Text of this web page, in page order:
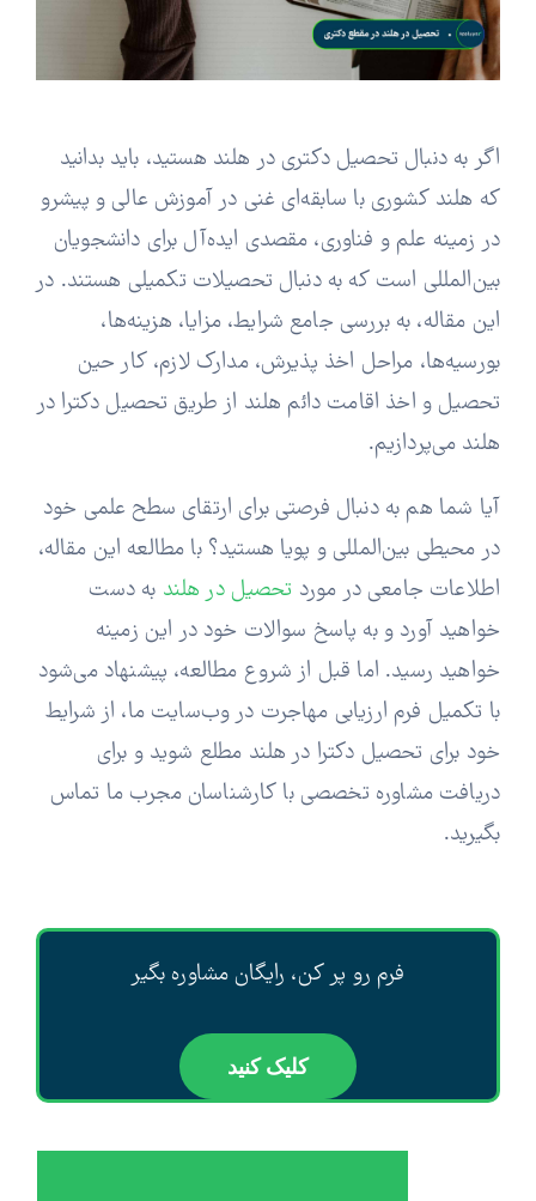
اگر به دنبال تحصیل دکتری در هلند هستید، باید بدانید
که هلند کشوری با سابقه‌ای غنی در آموزش عالی و پیشرو
در زمینه علم و فناوری، مقصدی ایده‌آل برای دانشجویان
بین‌المللی است که به دنبال تحصیلات تکمیلی هستند. در
این مقاله، به بررسی جامع شرایط، مزایا، هزینه‌ها،
بورسیه‌ها، مراحل اخذ پذیرش، مدارک لازم، کار حین
تحصیل و اخذ اقامت دائم هلند از طریق تحصیل دکترا در
هلند می‌پردازیم.
آیا شما هم به دنبال فرصتی برای ارتقای سطح علمی خود
در محیطی بین‌المللی و پویا هستید؟ با مطالعه این مقاله،
اطلاعات جامعی در مورد تحصیل در هلند به دست
خواهید آورد و به پاسخ سوالات خود در این زمینه
خواهید رسید. اما قبل از شروع مطالعه، پیشنهاد می‌شود
با تکمیل فرم ارزیابی مهاجرت در وب‌سایت ما، از شرایط
خود برای تحصیل دکترا در هلند مطلع شوید و برای
دریافت مشاوره تخصصی با کارشناسان مجرب ما تماس
بگیرید.
فرم رو پر کن، رایگان مشاوره بگیر
کلیک کنید